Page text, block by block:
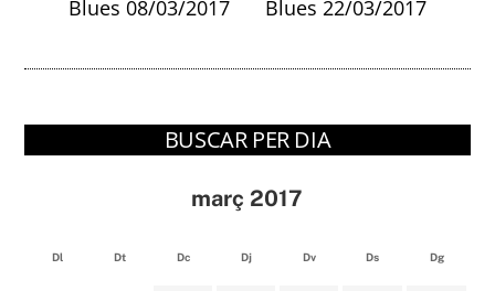
Blues 08/03/2017
Blues 22/03/2017
BUSCAR PER DIA
març 2017
Dl Dt Dc Dj Dv Ds Dg